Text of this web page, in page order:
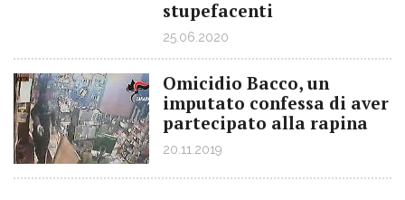
stupefacenti
25.06.2020
Omicidio Bacco, un
imputato confessa di aver
partecipato alla rapina
20.11.2019